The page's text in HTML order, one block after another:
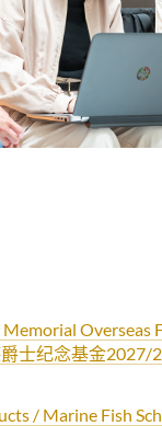
Memorial Overseas
士纪念基金2027/
/ Marine Fish